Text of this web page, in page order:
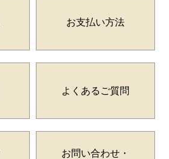
お支払い方法
よくあるご質問
お問い合わせ・